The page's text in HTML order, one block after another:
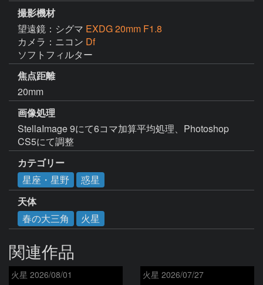
撮影機材
望遠鏡：シグマ EXDG 20mm F1.8
カメラ：ニコン Df
ソフトフィルター
焦点距離
20mm
画像処理
StellaImage 9にて6コマ加算平均処理、Photoshop
CS5にて調整
カテゴリー
星座・星野
惑星
天体
春の大三角
火星
関連作品
火星 2026/08/01 火星 2026/07/27